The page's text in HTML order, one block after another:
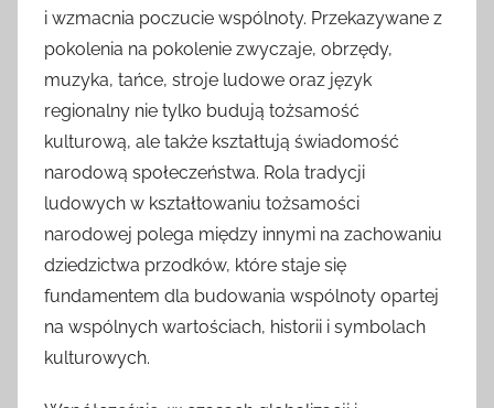
i wzmacnia poczucie wspólnoty. Przekazywane z
pokolenia na pokolenie zwyczaje, obrzędy,
muzyka, tańce, stroje ludowe oraz język
regionalny nie tylko budują tożsamość
kulturową, ale także kształtują świadomość
narodową społeczeństwa. Rola tradycji
ludowych w kształtowaniu tożsamości
narodowej polega między innymi na zachowaniu
dziedzictwa przodków, które staje się
fundamentem dla budowania wspólnoty opartej
na wspólnych wartościach, historii i symbolach
kulturowych.